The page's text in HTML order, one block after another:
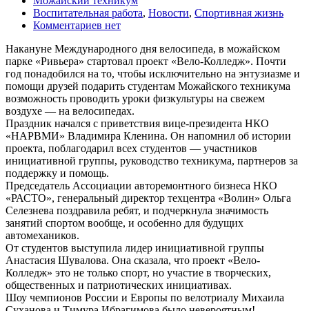
Воспитательная работа, Новости, Спортивная жизнь
Комментариев нет
Накануне Международного дня велосипеда, в можайском
парке «Ривьера» стартовал проект «Вело-Колледж». Почти
год понадобился на то, чтобы исключительно на энтузиазме и
помощи друзей подарить студентам Можайского техникума
возможность проводить уроки физкультуры на свежем
воздухе — на велосипедах.
Праздник начался с приветствия вице-президента НКО
«НАРВМИ» Владимира Кленина. Он напомнил об истории
проекта, поблагодарил всех студентов — участников
инициативной группы, руководство техникума, партнеров за
поддержку и помощь.
Председатель Ассоциации авторемонтного бизнеса НКО
«РАСТО», генеральный директор техцентра «Волин» Ольга
Селезнева поздравила ребят, и подчеркнула значимость
занятий спортом вообще, и особенно для будущих
автомехаников.
От студентов выступила лидер инициативной группы
Анастасия Шувалова. Она сказала, что проект «Вело-
Колледж» это не только спорт, но участие в творческих,
общественных и патриотических инициативах.
Шоу чемпионов России и Европы по велотриалу Михаила